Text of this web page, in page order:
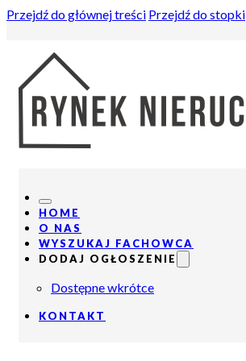
Przejdź do głównej treści Przejdź do stopki
HOME
O NAS
WYSZUKAJ FACHOWCA
DODAJ OGŁOSZENIE
Dostępne wkrótce
KONTAKT